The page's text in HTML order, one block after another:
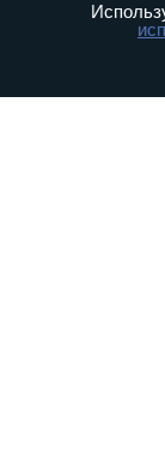
связи,
массовых
Свидетельство о